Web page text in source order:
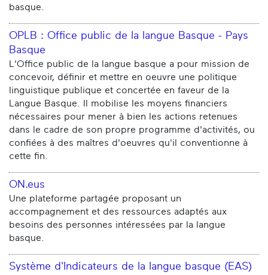
basque.
OPLB : Office public de la langue Basque - Pays
Basque
L'Office public de la langue basque a pour mission de
concevoir, définir et mettre en oeuvre une politique
linguistique publique et concertée en faveur de la
Langue Basque. Il mobilise les moyens financiers
nécessaires pour mener à bien les actions retenues
dans le cadre de son propre programme d'activités, ou
confiées à des maîtres d'oeuvres qu'il conventionne à
cette fin.
ON.eus
Une plateforme partagée proposant un
accompagnement et des ressources adaptés aux
besoins des personnes intéressées par la langue
basque.
Système d'Indicateurs de la langue basque (EAS)